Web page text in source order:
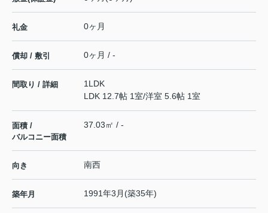
礼金 0ヶ月
償却 / 敷引 0ヶ月 / -
間取り / 詳細
1LDK
LDK 12.7帖 1室/洋室 5.6帖 1室
面積 /
バルコニー面積
37.03㎡ / -
向き 南西
築年月 1991年3月(築35年)